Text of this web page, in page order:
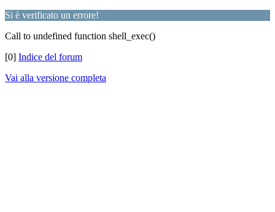
Si è verificato un errore!
Call to undefined function shell_exec()
[0] Indice del forum
Vai alla versione completa